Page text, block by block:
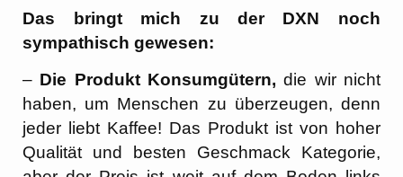
Das bringt mich zu der DXN noch
sympathisch gewesen:
– Die Produkt Konsumgütern,die wir nicht
haben, um Menschen zu überzeugen, denn
jeder liebt Kaffee! Das Produkt ist von hoher
Qualität und besten Geschmack Kategorie,